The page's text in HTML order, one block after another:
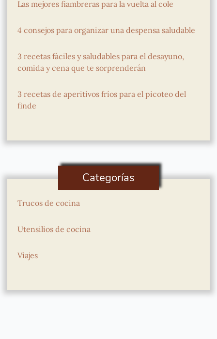
Las mejores fiambreras para la vuelta al cole
4 consejos para organizar una despensa saludable
3 recetas fáciles y saludables para el desayuno,
comida y cena que te sorprenderán
3 recetas de aperitivos fríos para el picoteo del
finde
Categorías
Trucos de cocina
Utensilios de cocina
Viajes